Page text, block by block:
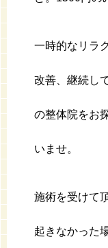
一時的なリラ
改善、継続し
の整体院をお
いませ。
施術を受けて
起きなかった